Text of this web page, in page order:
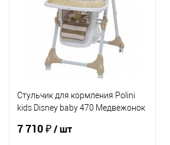
Стульчик для кормления Polini
kids Disney baby 470 Медвежонок
7 710 ₽/ шт